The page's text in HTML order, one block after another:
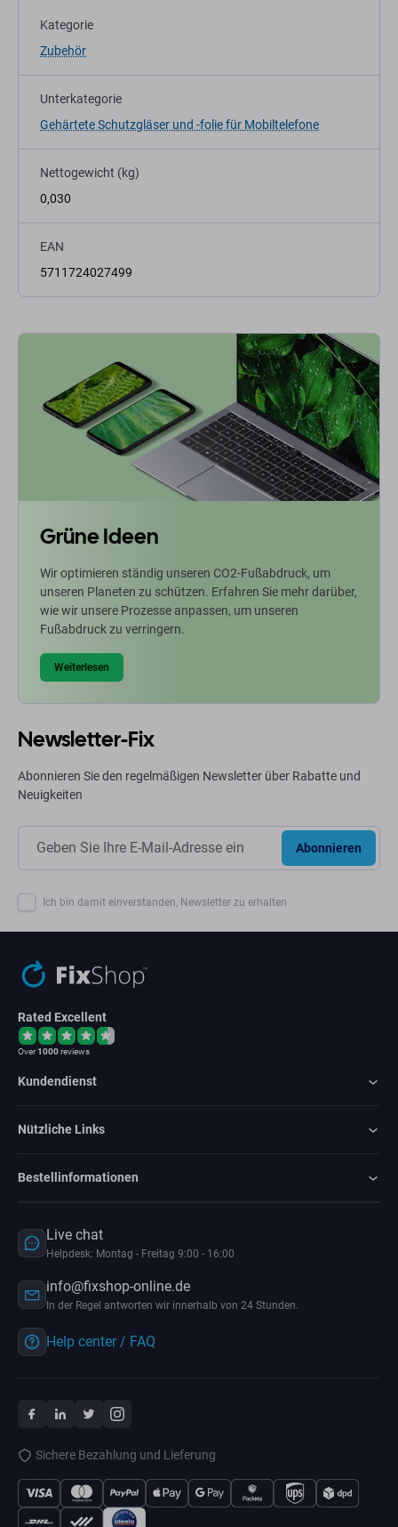
Kategorie
Zubehör
Unterkategorie
Gehärtete Schutzgläser und -folie für Mobiltelefone
Nettogewicht (kg)
0,030
EAN
5711724027499
Grüne Ideen
Wir optimieren ständig unseren CO2-Fußabdruck, um
unseren Planeten zu schützen. Erfahren Sie mehr darüber,
wie wir unsere Prozesse anpassen, um unseren
Fußabdruck zu verringern.
Weiterlesen
Newsletter-Fix
Abonnieren Sie den regelmäßigen Newsletter über Rabatte und
Neuigkeiten
Abonnieren
Ich bin damit einverstanden, Newsletter zu erhalten
Rated Excellent
Over1000reviews
Kundendienst
Nützliche Links
Bestellinformationen
Live chat
Helpdesk: Montag - Freitag 9:00 - 16:00
info@fixshop-online.de
In der Regel antworten wir innerhalb von 24 Stunden.
Help center / FAQ
Sichere Bezahlung und Lieferung